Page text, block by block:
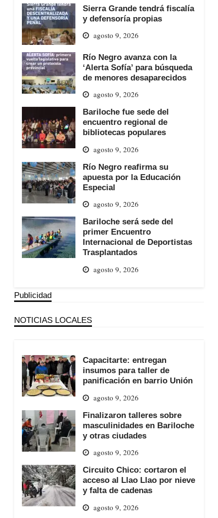
Sierra Grande tendrá fiscalía
y defensoría propias
agosto 9, 2026
Río Negro avanza con la
‘Alerta Sofía’ para búsqueda
de menores desaparecidos
agosto 9, 2026
Bariloche fue sede del
encuentro regional de
bibliotecas populares
agosto 9, 2026
Río Negro reafirma su
apuesta por la Educación
Especial
agosto 9, 2026
Bariloche será sede del
primer Encuentro
Internacional de Deportistas
Trasplantados
agosto 9, 2026
Publicidad
NOTICIAS LOCALES
Capacitarte: entregan
insumos para taller de
panificación en barrio Unión
agosto 9, 2026
Finalizaron talleres sobre
masculinidades en Bariloche
y otras ciudades
agosto 9, 2026
Circuito Chico: cortaron el
acceso al Llao Llao por nieve
y falta de cadenas
agosto 9, 2026